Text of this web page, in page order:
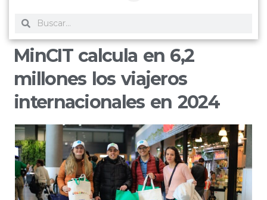
MinCIT calcula en 6,2
millones los viajeros
internacionales en 2024